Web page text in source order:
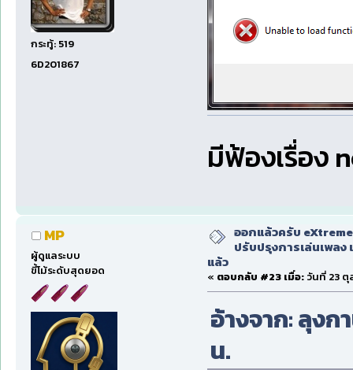
กระทู้: 519
6D201867
มีฟ้องเรื่อง
MP
ผู้ดูแลระบบ
ขี้โม้ระดับสุดยอด
ออกแล้วครับ
ปรับปรุงการเล่นเพลง
แล้ว
« ตอบกลับ #23 เมื่อ: วันที่ 23 ตุ
อ้างจาก: ลุงก
น.